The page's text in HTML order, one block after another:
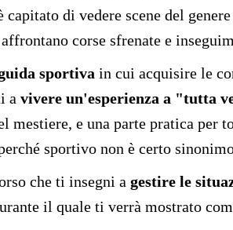
capitato di vedere scene del
affrontano corse sfrenate e
sportiva in cui acquisire le
a vivere un'esperienza a "tutta
mestiere, e una parte pratica per
sportivo non è certo
che ti insegni a gestire le
il quale ti verrà mostrato